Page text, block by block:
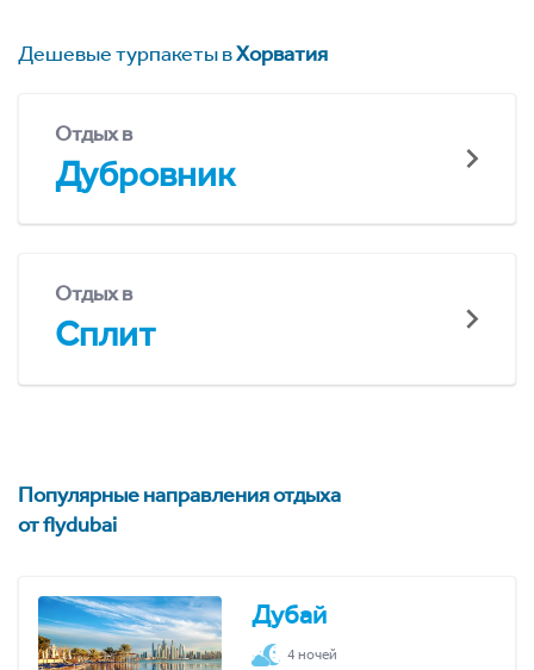
Дешевые турпакеты вХорватия
Отдых в
Дубровник
Отдых в
Сплит
Популярные направления отдыха
от flydubai
Дубай
4 ночей